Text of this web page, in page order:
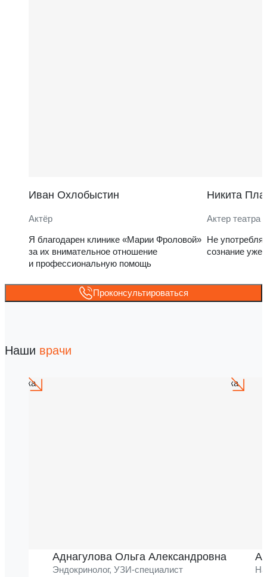
Иван Охлобыстин
Актёр
Я благодарен клинике «Марии Фроловой»
за их внимательное отношение
и профессиональную помощь
Никита
Актер театра
Не
сознание уже
Проконсультироваться
Наши врачи
Аднагулова Ольга Александровна
Эндокринолог, УЗИ-специалист